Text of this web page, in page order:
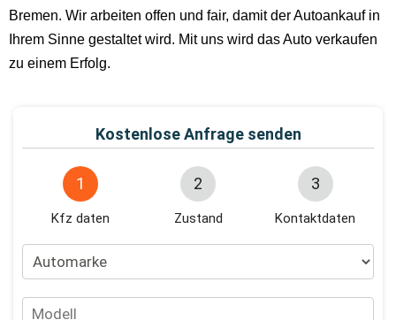
Bremen. Wir arbeiten offen und fair, damit der Autoankauf in
Ihrem Sinne gestaltet wird. Mit uns wird das Auto verkaufen
zu einem Erfolg.